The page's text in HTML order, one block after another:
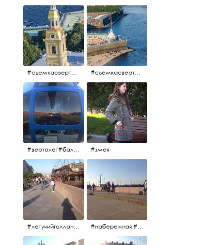
#съемкасвертолета #вертолёт #съёмкасвертолёта #петропавловскаякрепость #заячийостров #санктпетербург #съёмкасвертолёта #питер #петропавловскаякрепость #нева #осень2017
#вертолёт#балтийскиеавиалинии #петропавловскаякрепость #заячийостров #полётынадпитером #полётынадгородом #полёты #змея
#летучийголландец #набережнаяневы #набережная #людигуляют #биржевоймост